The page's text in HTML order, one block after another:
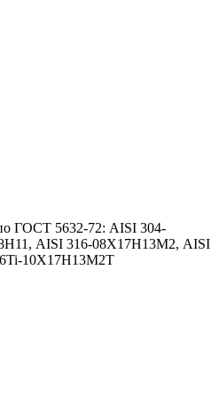
ГОСТ 5632-72: AISI 304-
AISI 316-08Х17Н13М2, AISI
10Х17Н13М2Т